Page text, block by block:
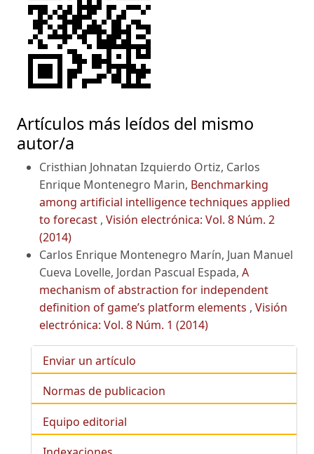
Artículos más leídos del mismo
autor/a
Cristhian Johnatan Izquierdo Ortiz, Carlos
Enrique Montenegro Marin, Benchmarking
among artificial intelligence techniques applied
to forecast , Visión electrónica: Vol. 8 Núm. 2
(2014)
Carlos Enrique Montenegro Marín, Juan Manuel
Cueva Lovelle, Jordan Pascual Espada, A
mechanism of abstraction for independent
definition of game’s platform elements , Visión
electrónica: Vol. 8 Núm. 1 (2014)
Enviar un artículo
Normas de publicacion
Equipo editorial